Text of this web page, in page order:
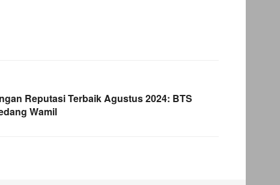
Reputasi Terbaik Agustus 2024: BTS
Wamil